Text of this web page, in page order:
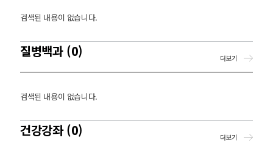
검색된 내용이 없습니다.
질병백과 (0)
검색된 내용이 없습니다.
더보기
건강강좌 (0) 더보기